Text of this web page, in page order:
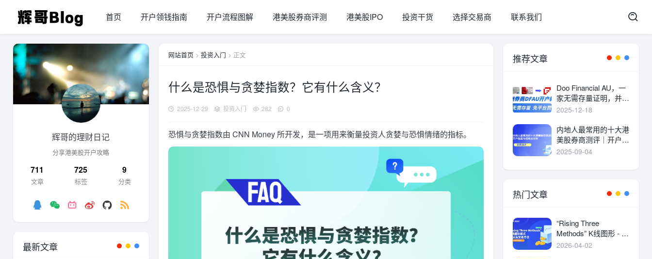
首页 开户领钱指南 开户流程图解 港美股券商评测 港美股IPO 投资干货 选择交易商 联系我们
网站首页 > 投资入门 > 正文
什么是恐惧与贪婪指数？它有什么含义？
2025-12-29 投资入门 282 0
恐惧与贪婪指数由 CNN Money 所开发，是一项用来衡量投资人贪婪与恐惧情绪的指标。
辉哥的理财日记
分享港美股开户攻略
711
文章
725
标签
9
分类
最新文章
推荐文章
Doo Financial AU，一
家无需存量证明，并且
港美股终身免平台费的
2025-12-18
内地人最常用的十大港
美股券商测评｜开户指
南与优缺点分析
2025-09-04
热门文章
“Rising Three
Methods” K线图形 - 定
义及交易方法
2026-04-02